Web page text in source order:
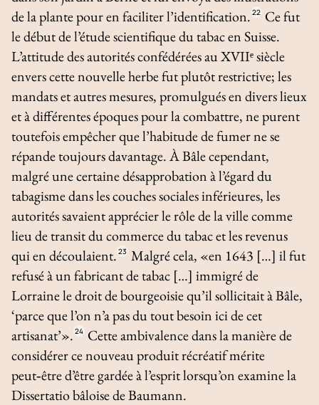
de la plante pour en faciliter l’identification. 22 Ce fut
le début de l’étude scientifique du tabac en Suisse.
L’attitude des autorités confédérées au XVIIᵉ siècle
envers cette nouvelle herbe fut plutôt restrictive; les
mandats et autres mesures, promulgués en divers lieux
et à différentes époques pour la combattre, ne purent
toutefois empêcher que l’habitude de fumer ne se
répande toujours davantage. À Bâle cependant,
malgré une certaine désapprobation à l’égard du
tabagisme dans les couches sociales inférieures, les
autorités savaient apprécier le rôle de la ville comme
lieu de transit du commerce du tabac et les revenus
qui en découlaient. 23 Malgré cela, «en 1643 […] il fut
refusé à un fabricant de tabac […] immigré de
Lorraine le droit de bourgeoisie qu’il sollicitait à Bâle,
‘parce que l’on n’a pas du tout besoin ici de cet
artisanat’». 24 Cette ambivalence dans la manière de
considérer ce nouveau produit récréatif mérite
peut‑être d’être gardée à l’esprit lorsqu’on examine la
Dissertatiobâloise de Baumann.